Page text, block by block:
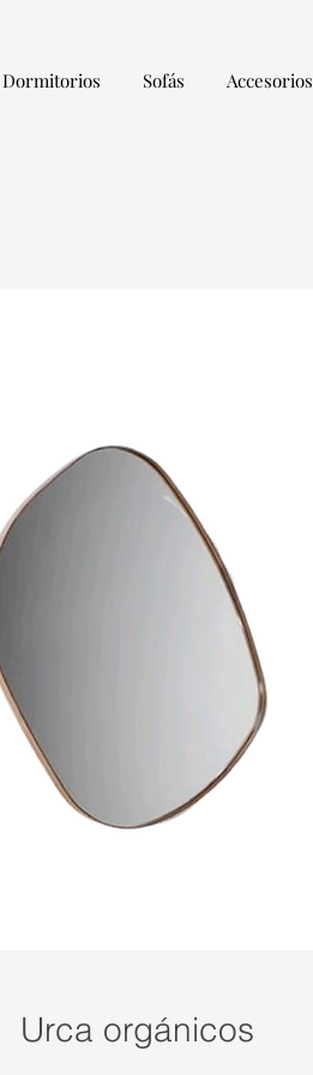
Dormitorios Sofás Accesorios
Urca orgánicos